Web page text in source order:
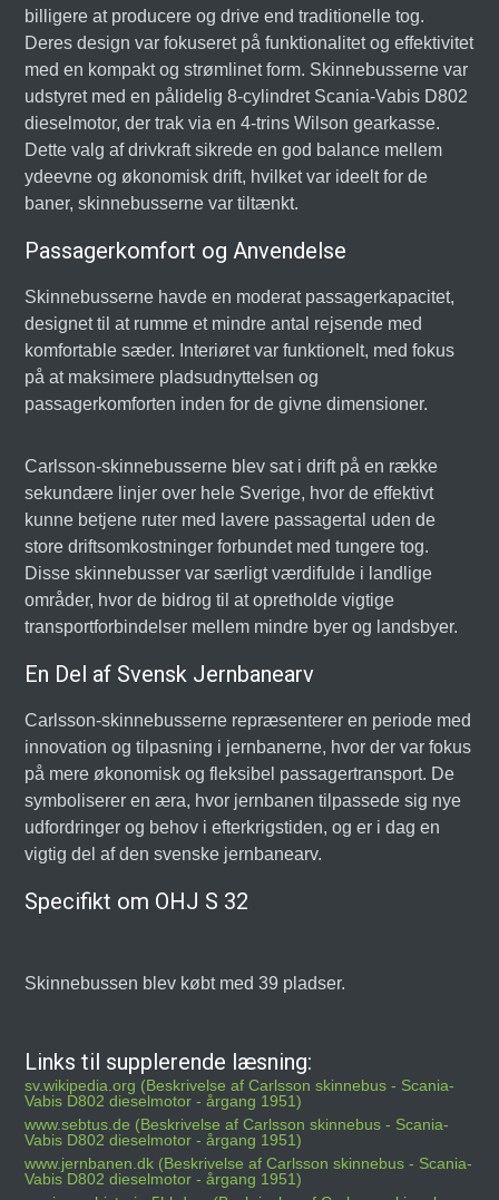
billigere at producere og drive end traditionelle tog.
Deres design var fokuseret på funktionalitet og effektivitet
med en kompakt og strømlinet form. Skinnebusserne var
udstyret med en pålidelig 8-cylindret Scania-Vabis D802
dieselmotor, der trak via en 4-trins Wilson gearkasse.
Dette valg af drivkraft sikrede en god balance mellem
ydeevne og økonomisk drift, hvilket var ideelt for de
baner, skinnebusserne var tiltænkt.
Passagerkomfort og Anvendelse
Skinnebusserne havde en moderat passagerkapacitet,
designet til at rumme et mindre antal rejsende med
komfortable sæder. Interiøret var funktionelt, med fokus
på at maksimere pladsudnyttelsen og
passagerkomforten inden for de givne dimensioner.
Carlsson-skinnebusserne blev sat i drift på en række
sekundære linjer over hele Sverige, hvor de effektivt
kunne betjene ruter med lavere passagertal uden de
store driftsomkostninger forbundet med tungere tog.
Disse skinnebusser var særligt værdifulde i landlige
områder, hvor de bidrog til at opretholde vigtige
transportforbindelser mellem mindre byer og landsbyer.
En Del af Svensk Jernbanearv
Carlsson-skinnebusserne repræsenterer en periode med
innovation og tilpasning i jernbanerne, hvor der var fokus
på mere økonomisk og fleksibel passagertransport. De
symboliserer en æra, hvor jernbanen tilpassede sig nye
udfordringer og behov i efterkrigstiden, og er i dag en
vigtig del af den svenske jernbanearv.
Specifikt om OHJ S 32
Skinnebussen blev købt med 39 pladser.
Links til supplerende læsning:
sv.wikipedia.org (Beskrivelse af Carlsson skinnebus - Scania-
Vabis D802 dieselmotor - årgang 1951)
www.sebtus.de (Beskrivelse af Carlsson skinnebus - Scania-
Vabis D802 dieselmotor - årgang 1951)
www.jernbanen.dk (Beskrivelse af Carlsson skinnebus - Scania-
Vabis D802 dieselmotor - årgang 1951)